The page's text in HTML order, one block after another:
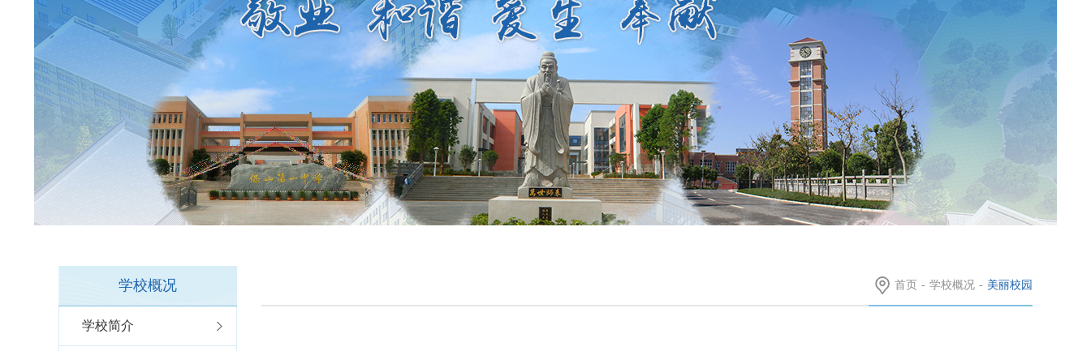
学校荣誉
美丽校园
联系我们
通知公告 表彰奖励 高考中考 文创研习
升学信息
学校概况
学校简介
首页 - 学校概况 - 美丽校园